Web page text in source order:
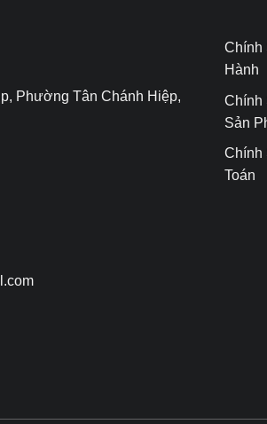
Phường Tân Chánh Hiệp,
Chính
Hành
Chính
Sản
Chính
Toán